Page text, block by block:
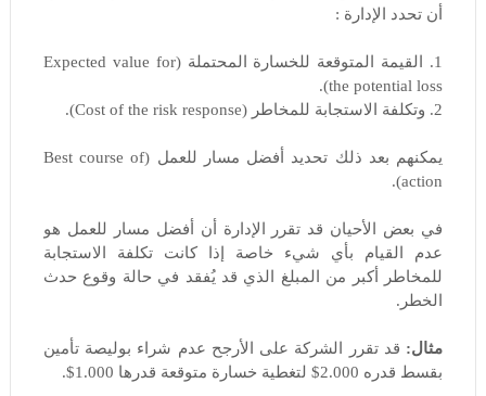
أن تحدد الإدارة :
1. القيمة المتوقعة للخسارة المحتملة (Expected value for
the potential loss).
2. وتكلفة الاستجابة للمخاطر (Cost of the risk response).
يمكنهم بعد ذلك تحديد أفضل مسار للعمل (Best course of
action).
في بعض الأحيان قد تقرر الإدارة أن أفضل مسار للعمل هو
عدم القيام بأي شيء خاصة إذا كانت تكلفة الاستجابة
للمخاطر أكبر من المبلغ الذي قد يُفقد في حالة وقوع حدث
الخطر.
مثال: قد تقرر الشركة على الأرجح عدم شراء بوليصة تأمين
بقسط قدره 2.000$ لتغطية خسارة متوقعة قدرها 1.000$.